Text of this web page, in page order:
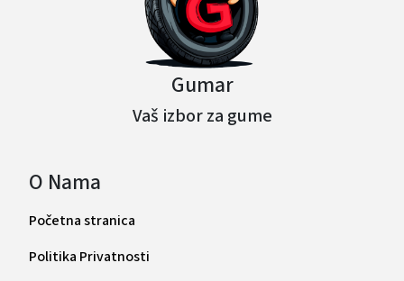
Gumar
Vaš izbor za gume
O Nama
Početna stranica
Politika Privatnosti